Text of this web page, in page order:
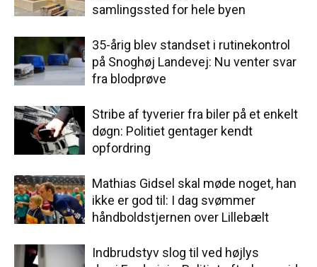
samlingssted for hele byen
35-årig blev standset i rutinekontrol
på Snoghøj Landevej: Nu venter svar
fra blodprøve
Stribe af tyverier fra biler på et enkelt
døgn: Politiet gentager kendt
opfordring
Mathias Gidsel skal møde noget, han
ikke er god til: I dag svømmer
håndboldstjernen over Lillebælt
Indbrudstyv slog til ved højlys